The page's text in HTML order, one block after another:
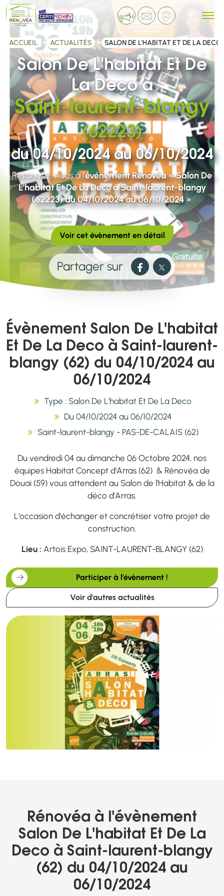
ACCUEIL ACTUALITÉS SALON DE L'HABITAT ET DE LA
Salon De L'habitat Et De
La Deco à
Saint-laurent-blangy
(62223)
du 04/10/2024 au 06/10/2024
Retrouvez-nous à l'événement Rénovéa « Salon De
L'habitat Et De La Deco à Saint-laurent-blangy
(62223) du 04/10/2024 au 06/10/2024 ».
Voir cet évènement en détail
Partager sur
Évènement Salon De L'habitat
Et De La Deco à Saint-laurent-
blangy (62) du 04/10/2024 au
06/10/2024
Type : Salon De L'habitat Et De La Deco
Du 04/10/2024 au 06/10/2024
Saint-laurent-blangy - PAS-DE-CALAIS (62)
Du vendredi 04 au dimanche 06 Octobre 2024, nos
équipes Habitat Concept d'Arras (62) & Rénovéa de
Douai (59) vous attendent au Salon de l'Habitat & de la
déco d'Arras.
L'occasion d'échanger et concrétiser votre projet de
construction.
Lieu : Artois Expo, SAINT-LAURENT-BLANGY (62)
Participer à l'évènement !
Voir d'autres actualités
Rénovéa à l'évènement
Salon De L'habitat Et De La
Deco à Saint-laurent-blangy
(62) du 04/10/2024 au
06/10/2024